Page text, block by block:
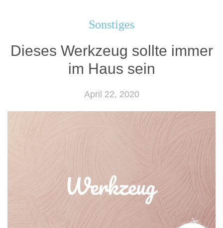
Sonstiges
Dieses Werkzeug sollte immer
im Haus sein
April 22, 2020